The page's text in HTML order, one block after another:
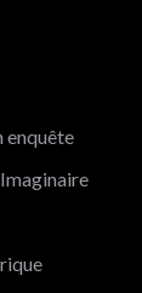
enquête